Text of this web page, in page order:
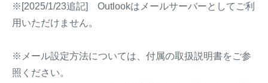
※[2025/1/23追記] Outlookはメールサーバーとしてご利
用いただけません。
※メール設定方法については、付属の取扱説明書をご参
照ください。